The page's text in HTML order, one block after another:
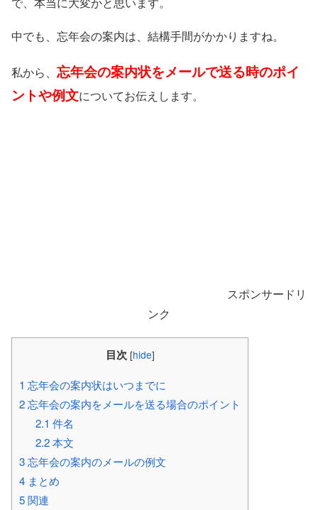
中でも、忘年会の案内は、結構手間がかかりますね。
私から、 忘年会の案内状をメールで送る時のポイ
ントや例文についてお伝えします。
スポンサードリ
ンク
目次 [hide]
1 忘年会の案内状はいつまでに
2忘年会の案内をメールを送る場合のポイント
2.1 件名
2.2本文
3忘年会の案内のメールの例文
4 まとめ
5関連